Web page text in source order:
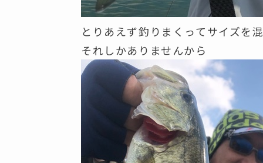
とりあえず釣りまくってサイズを
それしかありませんから